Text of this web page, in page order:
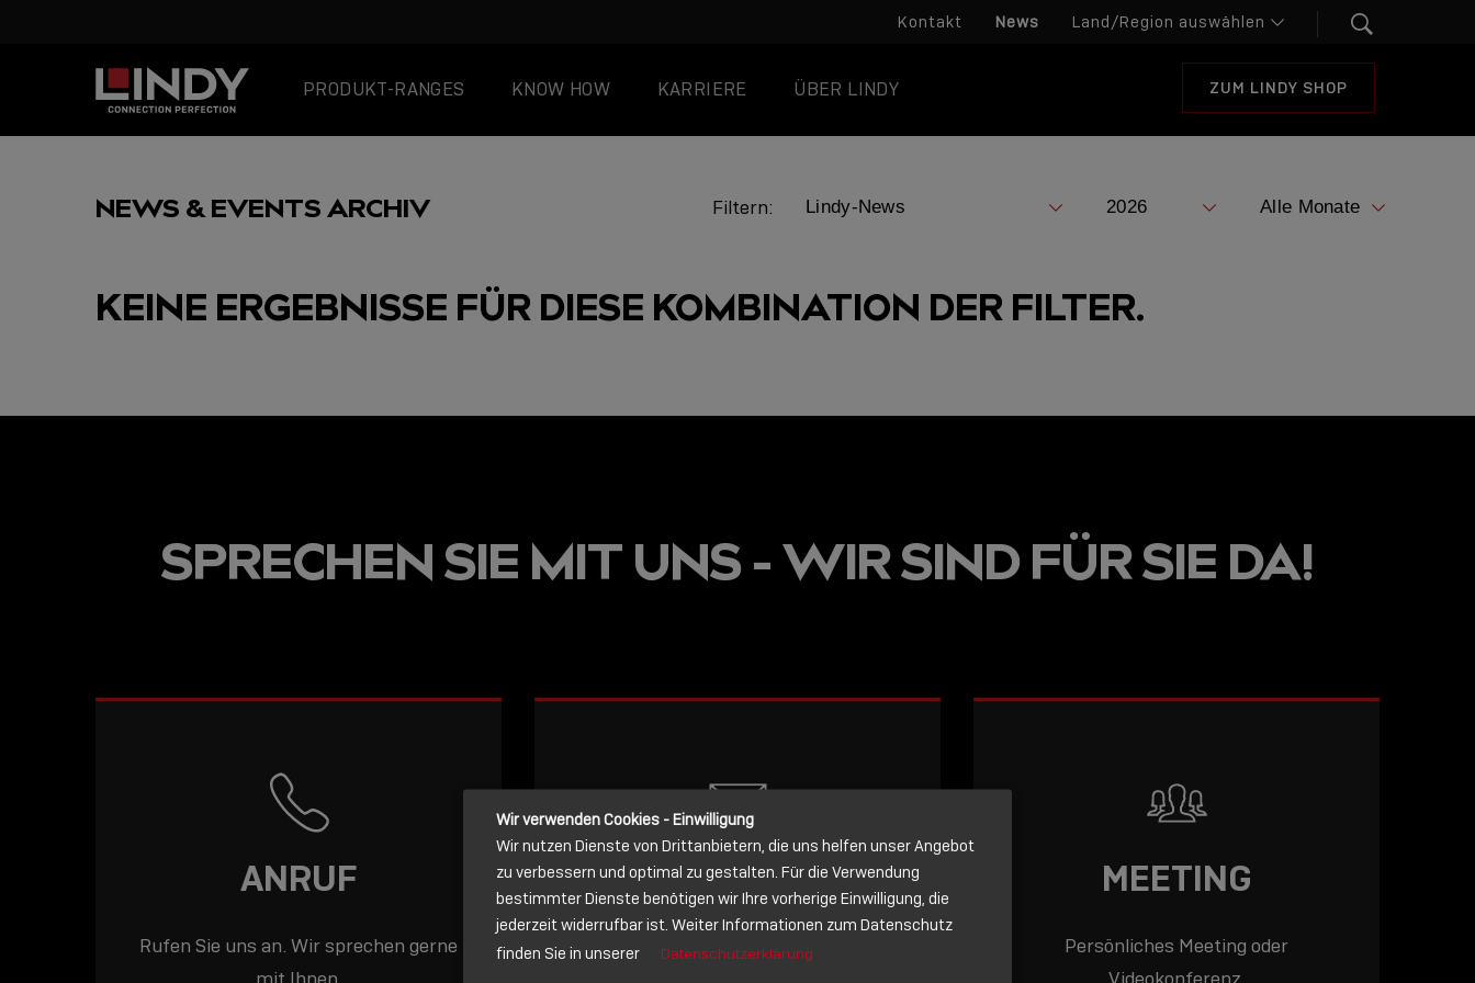
Kontakt News
PRODUKT-RANGES KNOW HOW KARRIERE ÜBER LINDY ZUM LINDY SHOP
NEWS & EVENTS ARCHIV Filtern:
USB-C ÜBER LANGE
DISTANZEN: AKTIVE
BIS 15 M
JETZT ONLINE
VERFÜGBAR: DIE
VERBINDET!
KEINE ERGEBNISSE FÜR DIESE KOMBINATION DER FILTER.
SPRECHEN SIE MIT UNS - WIR SIND FÜR SIE DA!
ANRUF
Rufen Sie uns an. Wir sprechen gerne
NACHRICHT
Schreiben Sie lieber? Dann schicken
MEETING
Persönliches Meeting oder
Wir verwenden Cookies - Einwilligung
Wir nutzen Dienste von Drittanbietern, die uns helfen unser Angebot
zu verbessern und optimal zu gestalten. Für die Verwendung
bestimmter Dienste benötigen wir Ihre vorherige Einwilligung, die
jederzeit widerrufbar ist. Weiter Informationen zum Datenschutz
finden Sie in unserer
Datenschutzerklärung